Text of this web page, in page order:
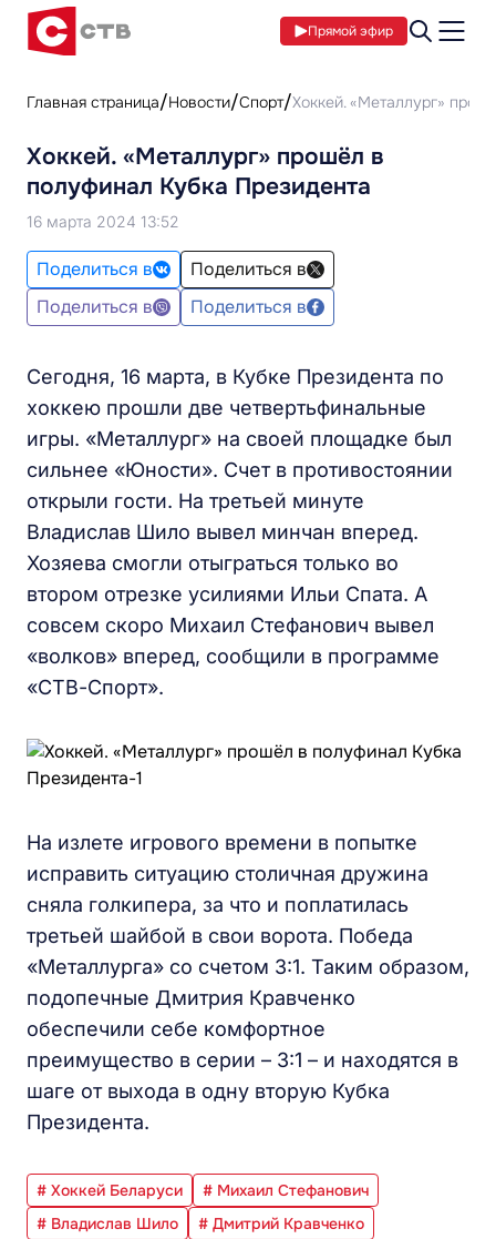
Прямой эфир
Главная страница Новости Спорт Хоккей. «Металлург»
Хоккей. «Металлург» прошёл в
полуфинал Кубка Президента
16 марта 2024 13:52
Поделиться в
Поделиться в
Поделиться в
Поделиться в
Сегодня, 16 марта, в Кубке Президента по
хоккею прошли две четвертьфинальные
игры. «Металлург» на своей площадке был
сильнее «Юности». Счет в противостоянии
открыли гости. На третьей минуте
Владислав Шило вывел минчан вперед.
Хозяева смогли отыграться только во
втором отрезке усилиями Ильи Спата. А
совсем скоро Михаил Стефанович вывел
«волков» вперед, сообщили в программе
«СТВ-Спорт».
На излете игрового времени в попытке
исправить ситуацию столичная дружина
сняла голкипера, за что и поплатилась
третьей шайбой в свои ворота. Победа
«Металлурга» со счетом 3:1. Таким образом,
подопечные Дмитрия Кравченко
обеспечили себе комфортное
преимущество в серии – 3:1 – и находятся в
шаге от выхода в одну вторую Кубка
Президента.
# Хоккей Беларуси
# Михаил Стефанович
# Владислав Шило
# Дмитрий Кравченко